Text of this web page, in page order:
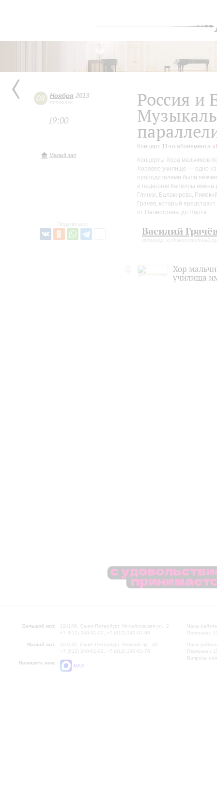
08 Ноября 2013
пятница
19:00
Малый зал
Поделиться:
Россия и
Концерт 11-го абонемента «
Концерты Хора мальчиков
Хоровое училище — одно
прародителями были
и педагогов Капеллы имена
Глинки, Балакирева,
Грачев, который
от Палестрины до Пярта.
Василий
дирижёр, художественный
Хор
училища
Большой зал:
191186, Санкт-Петербург, Михайловская ул., 2
+7 (812) 240-01-00, +7 (812) 240-01-80
Малый зал:
191011, Санкт-Петербург, Невский пр., 30
+7 (812) 240-01-00, +7 (812) 240-01-70
Напишите нам:
MAX
Часы
Перерыв с
Часы
Перерыв с
Вопросы